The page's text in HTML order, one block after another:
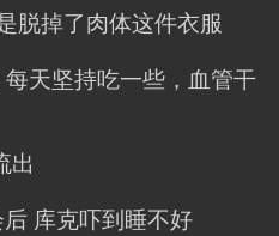
脱掉了肉体这件衣服
天坚持吃一些，血管干
出
库克吓到睡不好